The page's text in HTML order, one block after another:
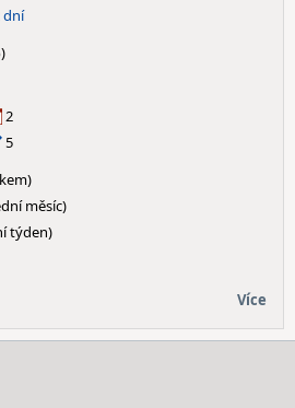
dní
2
5
měsíc)
týden)
Více